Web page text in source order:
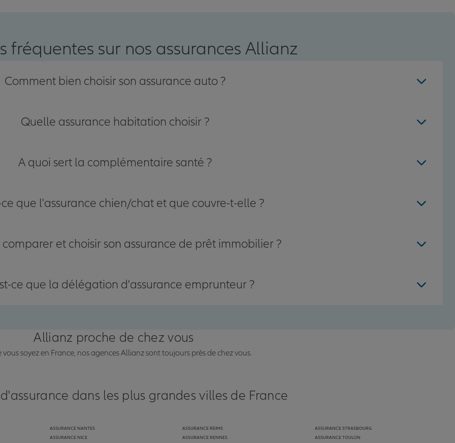
fréquentes sur nos assurances Allianz
Comment bien choisir son assurance auto ?
Quelle assurance habitation choisir ?
A quoi sert la complémentaire santé ?
que l'assurance chien/chat et que couvre-t-elle ?
et choisir son assurance de prêt immobilier ?
ce que la délégation d'assurance emprunteur ?
Allianz proche de chez vous
vous soyez en France, nos agences Allianz sont toujours près de chez vous.
dans les plus grandes villes de France
ASSURANCE NANTES
ASSURANCE NICE
ASSURANCE REIMS
ASSURANCE RENNES
ASSURANCE STRASBOURG
ASSURANCE TOULON